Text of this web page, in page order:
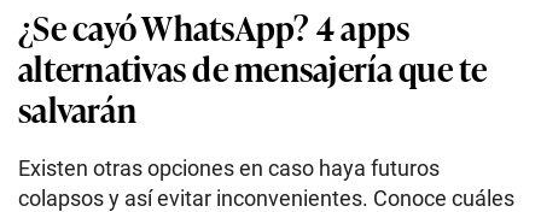
¿Se cayó WhatsApp? 4 apps
alternativas de mensajería que te
salvarán
Existen otras opciones en caso haya futuros
colapsos y así evitar inconvenientes. Conoce cuáles